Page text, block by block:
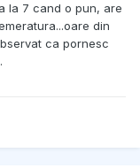
la 7 cand o pun, are
din
ca pornesc